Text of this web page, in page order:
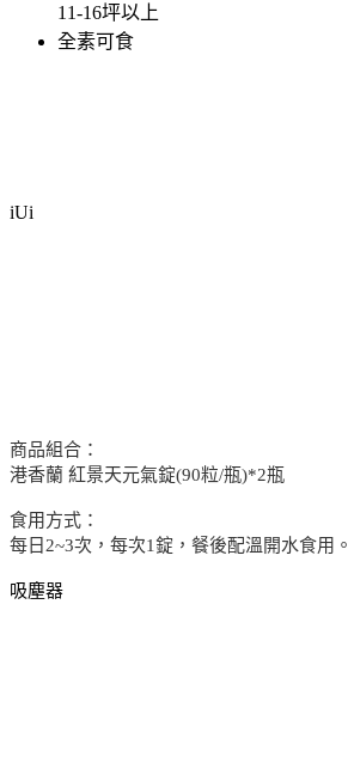
11-16坪以上
全素可食
iUi
商品組合：
港香蘭 紅景天元氣錠(90粒/瓶)*2瓶
食用方式：
每日2~3次，每次1錠，餐後配溫開水食用。
吸塵器